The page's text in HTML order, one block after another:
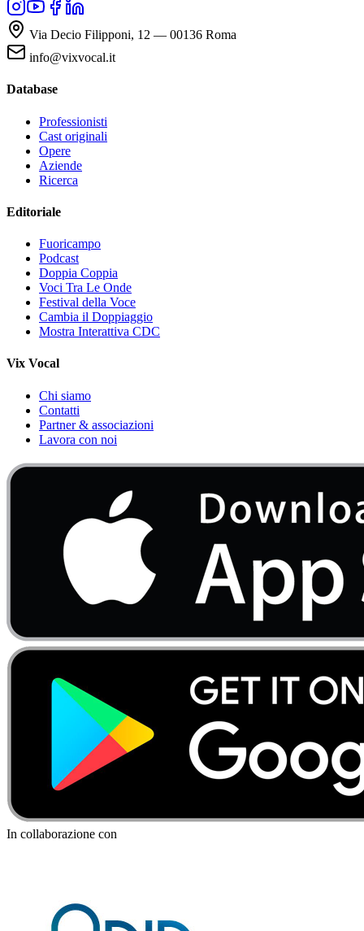
Via Decio Filipponi, 12 — 00136 Roma
info@vixvocal.it
Database
Professionisti
Cast originali
Opere
Aziende
Ricerca
Editoriale
Fuoricampo
Podcast
Doppia Coppia
Voci Tra Le Onde
Festival della Voce
Cambia il Doppiaggio
Mostra Interattiva CDC
Vix Vocal
Chi siamo
Contatti
Partner & associazioni
Lavora con noi
In collaborazione con